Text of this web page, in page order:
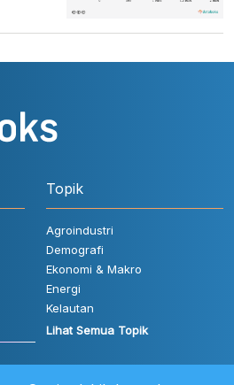
Topik
Agroindustri
Demografi
Ekonomi & Makro
Energi
Kelautan
Lihat Semua Topik